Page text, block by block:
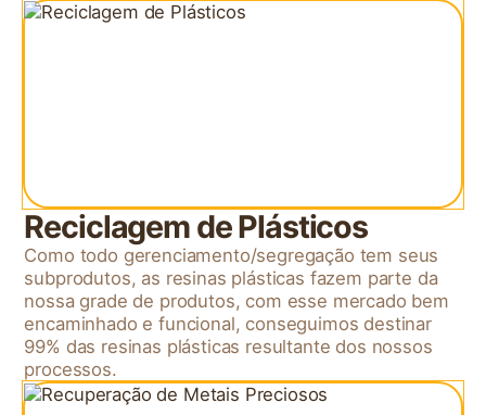
Reciclagem de Plásticos
Como todo gerenciamento/segregação tem seus
subprodutos, as resinas plásticas fazem parte da
nossa grade de produtos, com esse mercado bem
encaminhado e funcional, conseguimos destinar
99% das resinas plásticas resultante dos nossos
processos.